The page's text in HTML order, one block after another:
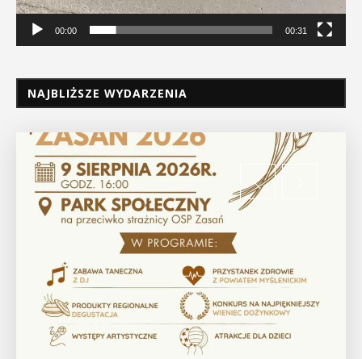
00:00 00:31
NAJBLIŻSZE WYDARZENIA